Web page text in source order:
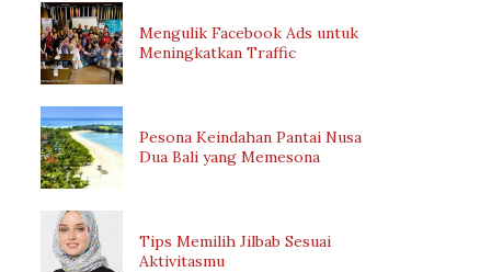
Mengulik Facebook Ads untuk
Meningkatkan Traffic
Pesona Keindahan Pantai Nusa
Dua Bali yang Memesona
Tips Memilih Jilbab Sesuai
Aktivitasmu